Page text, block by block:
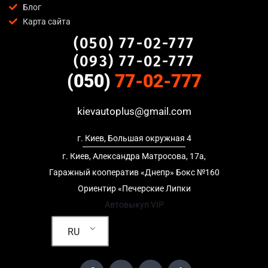
предоставляем полный пакет документов;
Гибкий подход
Новое Строение, Киев для осмотра авто и заключения
Честные цены — предлагаем до 95% от рыночной
стоимости даже за авто после аварии или с пробегом;
персональных данных, отсутствие посредников и “серых”
Любое состояние автомобиля— мы выкупаем авто после
ДТП, неисправные, не на ходу, с запретом на регистрацию,
в кредите и с просроченной страховкой.
Кому подойдет автовыкуп в Новое
Строение, Киев
Услуга автовыкуп в Новое Строение, Киев актуальна для:
Блог
Карта сайта
(050) 77-02-777
(093) 77-02-777
(050) 77-02-777
kievautoplus@gmail.com
г. Киев, Большая окружная 4
г. Киев, Александра Матросова, 17а,
Гаражный кооператив «Днепр» Бокс №160
Ориентир «Печерские Липки
Автовыкуп VIP
RU